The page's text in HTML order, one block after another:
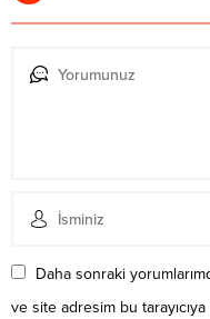
Daha sonraki
ve site adresim bu